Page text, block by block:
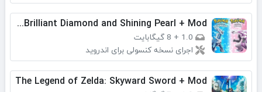
Pokémon Brilliant Diamond and Shining Pearl + Mod
1.0
+ 8 گیگابایت
اجرای نسخه کنسولی برای اندروید
The Legend of Zelda: Skyward Sword + Mod